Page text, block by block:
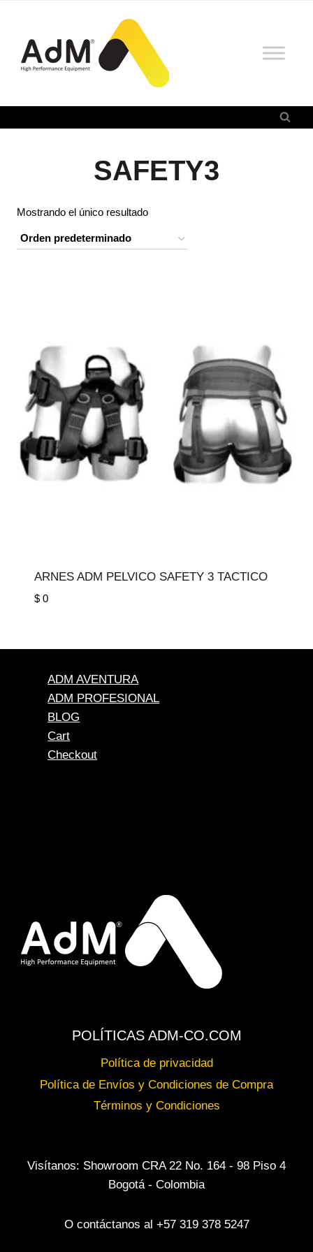
contenido
SAFETY3
Mostrando el único resultado
ARNES ADM PELVICO SAFETY 3 TACTICO
$0
ADM AVENTURA
ADM PROFESIONAL
BLOG
Cart
Checkout
POLÍTICAS ADM-CO.COM
Política de privacidad
Política de Envíos y Condiciones de Compra
Términos y Condiciones
Visítanos: Showroom CRA 22 No. 164 - 98 Piso 4
Bogotá - Colombia
O contáctanos al +57 319 378 5247